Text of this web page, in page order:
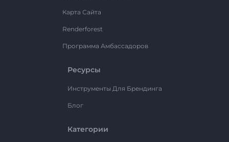
Карта Сайта
Renderforest
Программа Амбассадоров
Ресурсы
Инструменты Для Брендинга
Блог
Категории